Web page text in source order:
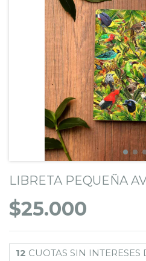
LIBRETA PEQUEÑA
$25.000
12 CUOTAS SIN INTERESES